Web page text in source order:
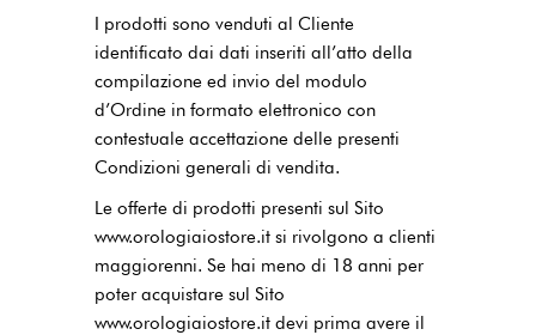
I prodotti sono venduti al Cliente
identificato dai dati inseriti all’atto della
compilazione ed invio del modulo
d’Ordine in formato elettronico con
contestuale accettazione delle presenti
Condizioni generali di vendita.
Le offerte di prodotti presenti sul Sito
www.orologiaiostore.it si rivolgono a clienti
maggiorenni. Se hai meno di 18 anni per
poter acquistare sul Sito
www.orologiaiostore.it devi prima avere il